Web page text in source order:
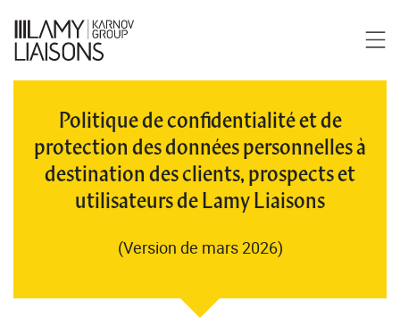
Politique de confidentialité et de
protection des données personnelles à
destination des clients, prospects et
utilisateurs de Lamy Liaisons
(Version de mars 2026)